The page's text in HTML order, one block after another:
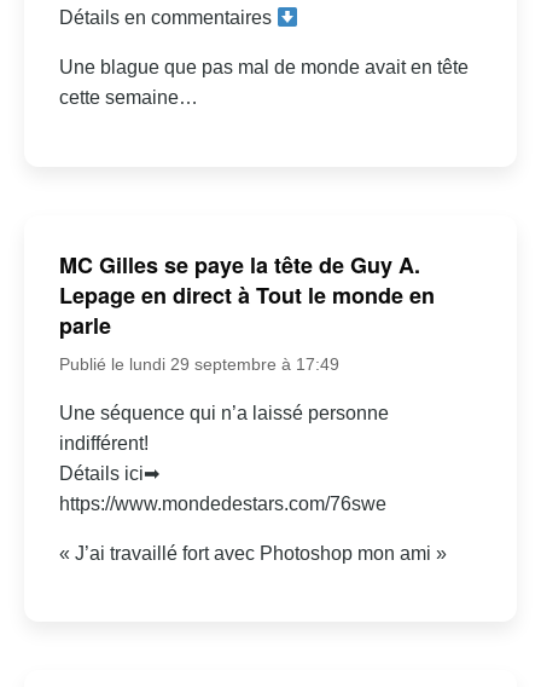
Détails en commentaires
Une blague que pas mal de monde avait en tête
cette semaine…
MC Gilles se paye la tête de Guy A.
Lepage en direct à Tout le monde en
parle
Publié le lundi 29 septembre à 17:49
Une séquence qui n’a laissé personne
indifférent!
Détails ici➡
https://www.mondedestars.com/76swe
« J’ai travaillé fort avec Photoshop mon ami »